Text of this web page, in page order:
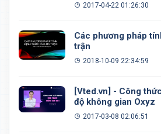
2017-04-22 01:26:30
Các phương pháp
trận
2018-10-09 22:34:59
[Vted.vn] - Công
độ không gian Oxyz
2017-03-08 02:06:51